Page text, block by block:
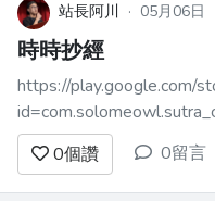
站長阿川 · 05月06日
時時抄經
https://play.google.com/
0個讚 0留言